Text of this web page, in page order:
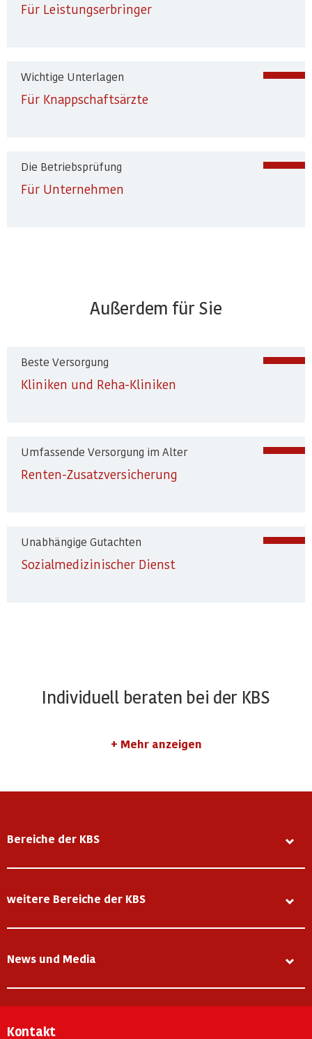
Für Leistungserbringer
Wichtige Unterlagen
Für Knappschaftsärzte
Die Betriebsprüfung
Für Unternehmen
Außerdem für Sie
Beste Versorgung
Kliniken und Reha-Kliniken
Umfassende Versorgung im Alter
Renten-Zusatzversicherung
Unabhängige Gutachten
Sozialmedizinischer Dienst
Individuell beraten bei der KBS
Mehr anzeigen
Bereiche der KBS
weitere Bereiche der KBS
News und Media
Kontakt